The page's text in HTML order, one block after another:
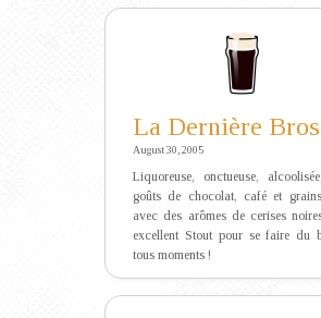
La Dernière
August 30, 2005
Liquoreuse, onctueuse,
goûts de chocolat, café et
avec des arômes de cerises
excellent Stout pour se faire du
tous moments !